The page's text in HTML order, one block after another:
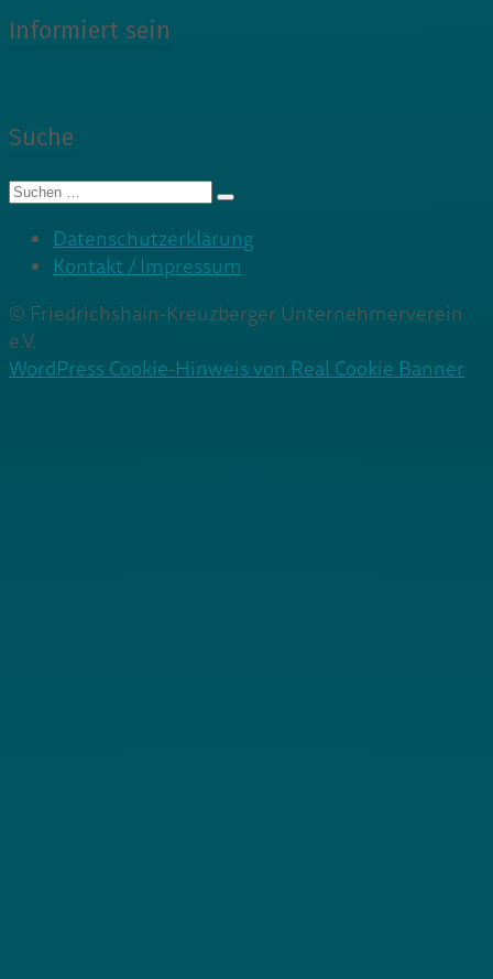
Informiert sein
Suche
Suche
Datenschutzerklärung
Kontakt / Impressum
© Friedrichshain-Kreuzberger Unternehmerverein
e.V.
WordPress Cookie-Hinweis von Real Cookie Banner